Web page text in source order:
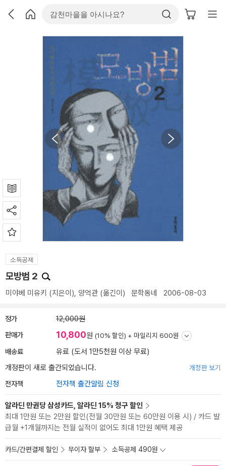
소득공제
모방범 2
미야베 미유키 (지은이), 양억관 (옮긴이) 문학동네 2006-08-03
정가 12,000원
판매가 10,800원 (10% 할인) + 마일리지 600원
배송료
유료 (도서 1만5천원 이상 무료)
개정판이 새로 출간되었습니다.
개정판 보기
전자책 전자책 출간알림 신청
알라딘 만권당 삼성카드, 알라딘 15% 청구 할인
최대 1만원 또는 2만원 할인(전월 30만원 또는 60만원 이용 시) / 카드 발
급월 +1개월까지는 전월 실적이 없어도 최대 1만원 혜택 제공
카드/간편결제 할인 무이자 할부 소득공제 490원